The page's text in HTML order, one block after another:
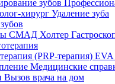
зубов
хирург Удаление зуба
СМАД Холтер
(PRP-терапия) EVA
Медицинские
Вызов врача на дом